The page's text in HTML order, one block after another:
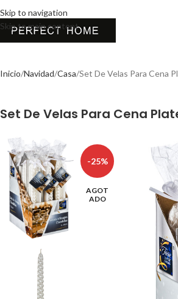
Skip to navigation
Skip to main content
Inicio Navidad Casa Set De Velas Para Cena
Set De Velas Para Cena
-25%
AGOT
ADO